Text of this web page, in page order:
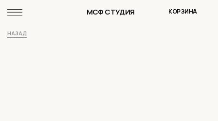
МСФ СТУДИЯ КОРЗИНА
НАЗАД